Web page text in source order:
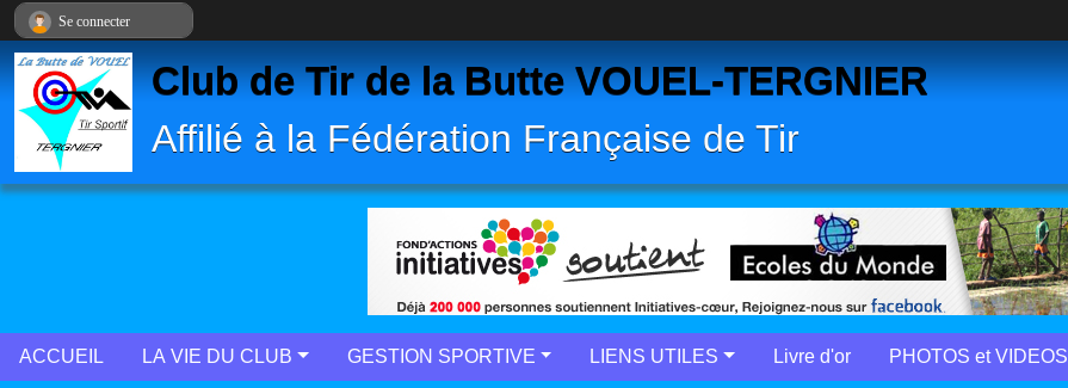
Club de Tir de la Butte VOUEL-TERGNIER
Affilié à la Fédération Française de Tir
ACCUEIL LA VIE DU CLUB GESTION SPORTIVE LIENS UTILES Livre d'or PHOTOS et VIDEOS
Se connecter
Panneau de gestion des cookies